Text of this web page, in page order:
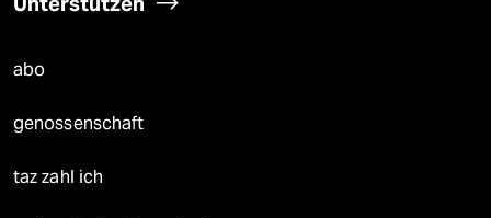
abo
genossenschaft
taz zahl ich